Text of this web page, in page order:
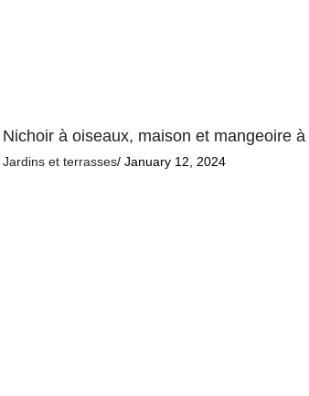
Nichoir à oiseaux, maison et mangeoire
Jardins et terrasses/ January 12, 2024